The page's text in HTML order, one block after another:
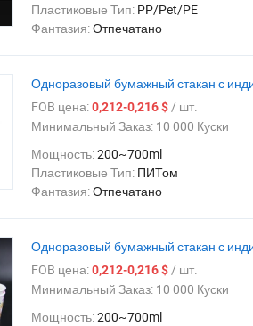
Пластиковые Тип: PP/Pet/PE
Фантазия:Отпечатано
Одноразовый бумажный стакан с
FOB цена:0,212-0,216 $/ шт.
Минимальный Заказ: 10 000 Куски
Мощность:200~700ml
Пластиковые Тип: ПИТом
Фантазия:Отпечатано
Одноразовый бумажный стакан с
FOB цена:0,212-0,216 $/ шт.
Минимальный Заказ: 10 000 Куски
Мощность:200~700ml